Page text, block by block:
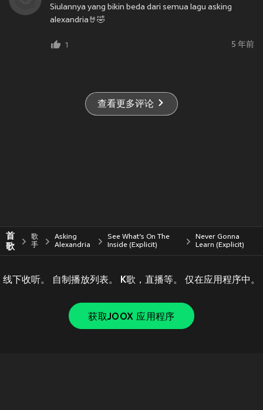
Siulannya yang bikin beda dari semua lagu asking
alexandria🤘🤣
1 5 年前
查看更多评论
首
歌
歌
手
Asking
Alexandria
See What’s On The
Inside (Explicit)
Never Gonna
Learn (Explicit)
线下收听。 自制播放列表。 K歌，直播等。 仅在应用程序中。
获取JOOX 应用程序